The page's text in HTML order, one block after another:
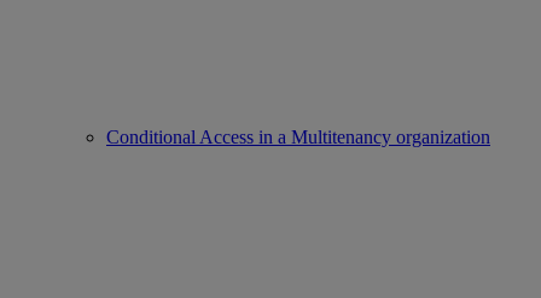
Conditional Access in a Multitenancy organization